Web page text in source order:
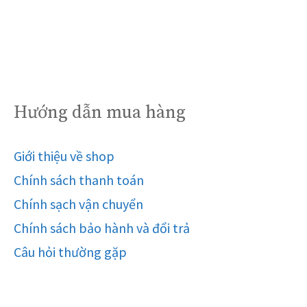
Hướng dẫn mua hàng
Giới thiệu về shop
Chính sách thanh toán
Chính sạch vận chuyển
Chính sách bảo hành và đổi trả
Câu hỏi thường gặp